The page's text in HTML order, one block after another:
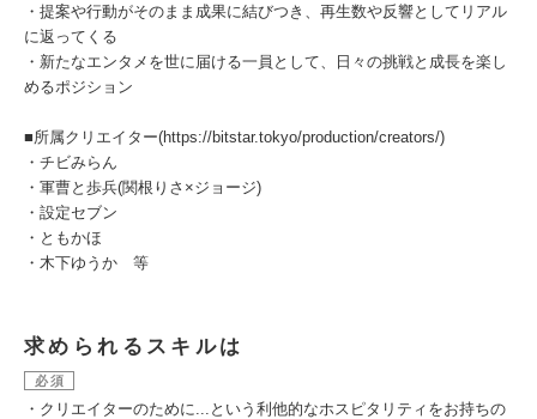
・提案や行動がそのまま成果に結びつき、再生数や反響としてリアル
に返ってくる
・新たなエンタメを世に届ける一員として、日々の挑戦と成長を楽し
めるポジション
■所属クリエイター(https://bitstar.tokyo/production/creators/)
・チビみらん
・軍曹と歩兵(関根りさ×ジョージ)
・設定セブン
・ともかほ
・木下ゆうか 等
求められるスキルは
必須
・クリエイターのために...という利他的なホスピタリティをお持ちの